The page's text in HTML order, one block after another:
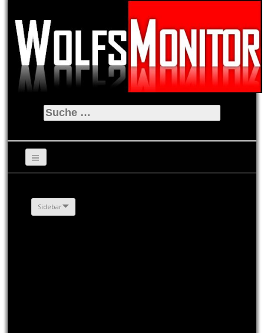
Suche
nach:
Sidebar